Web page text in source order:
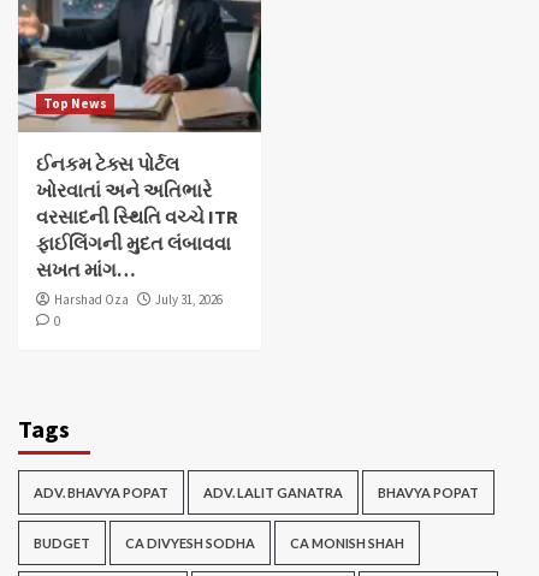
Top News
ઈનકમ ટેક્સ પોર્ટલ
ખોરવાતાં અને અતિભારે
વરસાદની સ્થિતિ વચ્ચે ITR
ફાઈલિંગની મુદત લંબાવવા
સખત માંગ…
Harshad Oza
July 31, 2026
0
Tags
ADV. BHAVYA POPAT ADV. LALIT GANATRA BHAVYA POPAT
BUDGET CA DIVYESH SODHA CA MONISH SHAH